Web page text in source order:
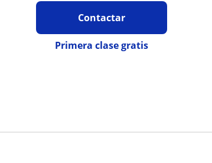
Contactar
Primera clase gratis